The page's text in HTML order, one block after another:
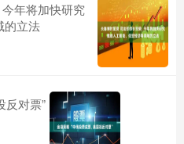
年将加快研究
的立法
反对票”